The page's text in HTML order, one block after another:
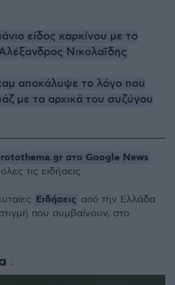
είδος καρκίνου με το
Νικολαΐδης
αποκάλυψε το λόγο που
με τα αρχικά του συζύγου
στο Google News
τις ειδήσεις
Ειδήσεις από την Ελλάδα
που συμβαίνουν, στο